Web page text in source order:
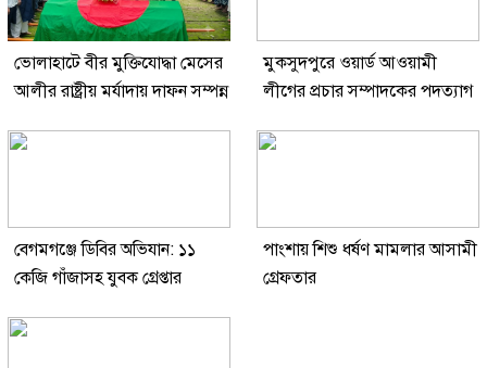
ভোলাহাটে বীর মুক্তিযোদ্ধা মেসের
আলীর রাষ্ট্রীয় মর্যাদায় দাফন সম্পন্ন
মুকসুদপুরে ওয়ার্ড আওয়ামী
লীগের প্রচার সম্পাদকের পদত্যাগ
বেগমগঞ্জে ডিবির অভিযান: ১১
কেজি গাঁজাসহ যুবক গ্রেপ্তার
পাংশায় শিশু ধর্ষণ মামলার আসামী
গ্রেফতার